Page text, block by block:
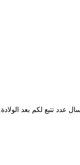
عدد تتبع لكم بعد الولادة.